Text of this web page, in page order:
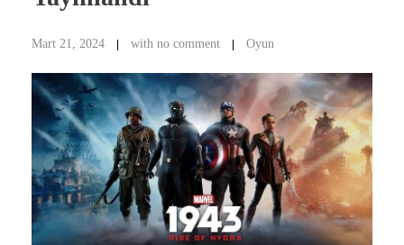
Mart 21, 2024 with no comment Oyun